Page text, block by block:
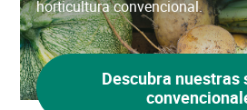
horticultura convencional.
Descubra nuestras